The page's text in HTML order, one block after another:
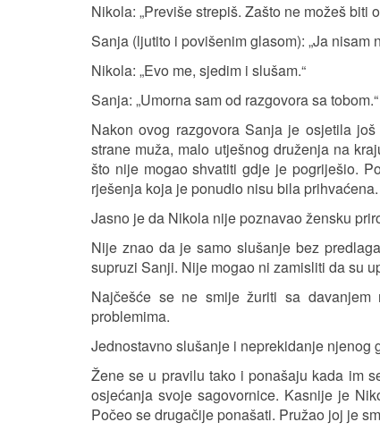
Nikola: „Previše strepiš. Zašto ne možeš biti
Sanja (ljutito i povišenim glasom): „Ja nisam
Nikola: „Evo me, sjedim i slušam.“
Sanja: „Umorna sam od razgovora sa tobom.“
Nakon ovog razgovora Sanja je osjetila
strane muža, malo utješnog druženja na
što nije mogao shvatiti gdje je pogriješio.
rješenja koja je ponudio nisu bila prihvaćena.
Jasno je da Nikola nije poznavao žensku
Nije znao da je samo slušanje bez
supruzi Sanji. Nije mogao ni zamisliti da su
Najčešće se ne smije žuriti sa
problemima.
Jednostavno slušanje i neprekidanje njenog
Žene se u pravilu tako i ponašaju kada im
osjećanja svoje sagovornice. Kasnije je
Počeo se drugačije ponašati. Pružao joj je